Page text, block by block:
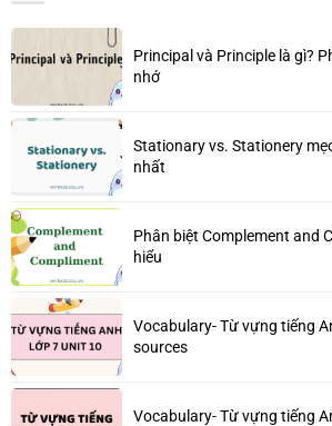
Principal và Principle là gì?
nhớ
Stationary vs. Stationery
nhất
Phân biệt Complement and
hiểu
Vocabulary- Từ vựng tiếng
sources
Vocabulary- Từ vựng tiếng